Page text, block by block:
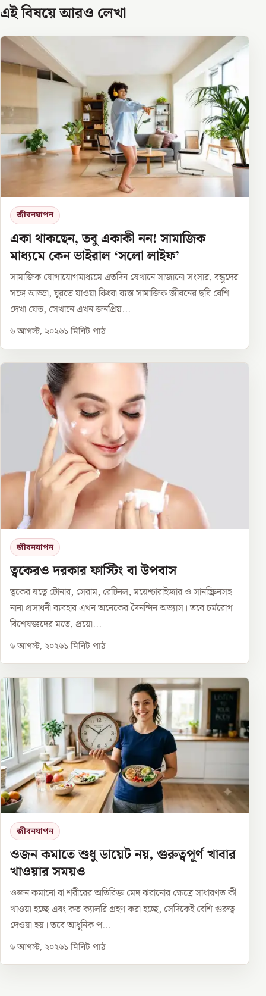
এই বিষয়ে আরও লেখা
জীবনযাপন
একা থাকছেন, তবু একাকী নন! সামাজিক
মাধ্যমে কেন ভাইরাল ‘সলো লাইফ’
সামাজিক যোগাযোগমাধ্যমে এতদিন যেখানে সাজানো সংসার, বন্ধুদের
সঙ্গে আড্ডা, ঘুরতে যাওয়া কিংবা ব্যস্ত সামাজিক জীবনের ছবি বেশি
দেখা যেত, সেখানে এখন জনপ্রিয়...
৬ আগস্ট, ২০২৬১ মিনিট পাঠ
জীবনযাপন
ত্বকেরও দরকার ফাস্টিং বা উপবাস
ত্বকের যত্নে টোনার, সেরাম, রেটিনল, ময়েশ্চারাইজার ও সানস্ক্রিনসহ
নানা প্রসাধনী ব্যবহার এখন অনেকের দৈনন্দিন অভ্যাস। তবে চর্মরোগ
বিশেষজ্ঞদের মতে, প্রয়ো...
৬ আগস্ট, ২০২৬১ মিনিট পাঠ
জীবনযাপন
ওজন কমাতে শুধু ডায়েট নয়, গুরুত্বপূর্ণ খাবার
খাওয়ার সময়ও
ওজন কমানো বা শরীরের অতিরিক্ত মেদ ঝরানোর ক্ষেত্রে সাধারণত কী
খাওয়া হচ্ছে এবং কত ক্যালরি গ্রহণ করা হচ্ছে, সেদিকেই বেশি গুরুত্ব
দেওয়া হয়। তবে আধুনিক প...
৬ আগস্ট, ২০২৬১ মিনিট পাঠ